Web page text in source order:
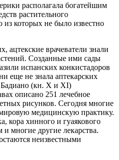
и располагала богатейшим
растительного
которых не было известно
врачеватели знали
Созданные ими сады
испанских конкистадоров
еще не знала аптекарских
Бадиано (кн. X и XI)
описано 251 лечебное
рисунков. Сегодня многие
медицинскую практику.
кора хинного и гуаякового
и многие другие лекарства.
неизвестными